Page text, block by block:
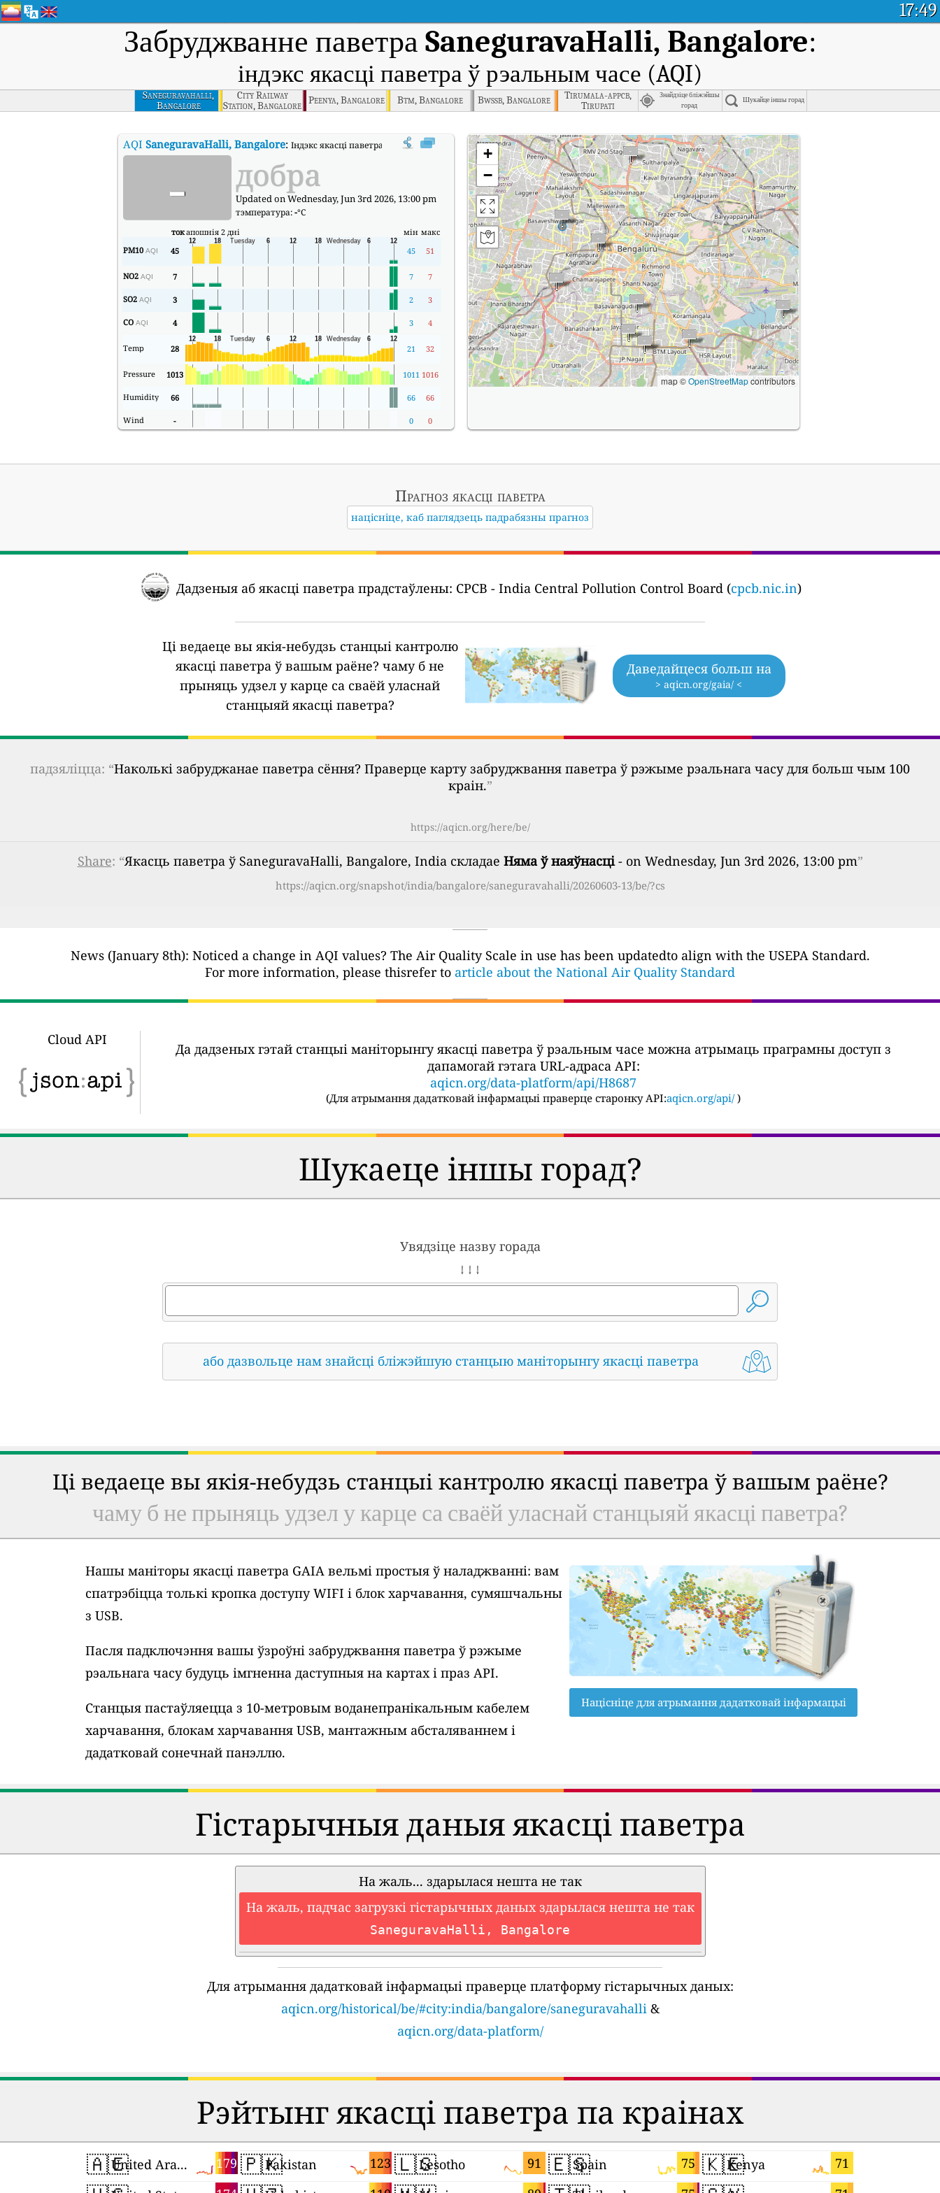
17:49
Забруджванне паветра SaneguravaHalli, Bangalore:
індэкс якасці паветра ў рэальным часе (AQI)
Saneguravahalli,
Bangalore
City Railway
Station, Bangalore Peenya, Bangalore Btm, Bangalore Bwssb, Bangalore
Tirumala-appcb,
Tirupati
Знайдзіце бліжэйшы
горад
Шукайце іншы горад
AQI SaneguravaHalli, Bangalore: Індэкс якасці паветра SaneguravaHalli, Bangalore у рэальным часе (AQI).
- добра
Updated on Wednesday, Jun 3rd 2026, 13:00 pm
тэмпература:-°C
токапошнія 2 дні мін макс
PM10 AQI 45 45 51
NO2 AQI 7 7 7
SO2 AQI 3 2 3
CO AQI 4 3 4
Temp 28 21 32
Pressure 1013 1011 1016
Humidity 66 66 66
Wind - 0 0
+
−
map ©OpenStreetMapcontributors
Прагноз якасці паветра
націсніце, каб паглядзець падрабязны прагноз
Дадзеныя аб якасці паветра прадстаўлены: CPCB - India Central Pollution Control Board (cpcb.nic.in)
Ці ведаеце вы якія-небудзь станцыі кантролю
якасці паветра ў вашым раёне? чаму б не
прыняць удзел у карце са сваёй уласнай
станцыяй якасці паветра?
Даведайцеся больш на
> aqicn.org/gaia/ <
падзяліцца: “Наколькі забруджанае паветра сёння? Праверце карту забруджвання паветра ў рэжыме рэальнага часу для больш чым 100
краін.”
https://aqicn.org/here/be/
Share: “Якасць паветра ў SaneguravaHalli, Bangalore, India складае Няма ў наяўнасці- on Wednesday, Jun 3rd 2026, 13:00 pm”
https://aqicn.org/snapshot/india/bangalore/saneguravahalli/20260603-13/be/?cs
News (January 8th): Noticed a change in AQI values? The Air Quality Scale in use has been updatedto align with the USEPA Standard.
For more information, please thisrefer to article about the National Air Quality Standard
Cloud API
Да дадзеных гэтай станцыі маніторынгу якасці паветра ў рэальным часе можна атрымаць праграмны доступ з
дапамогай гэтага URL-адраса API:
aqicn.org/data-platform/api/H8687
(Для атрымання дадатковай інфармацыі праверце старонку API:aqicn.org/api/ )
Шукаеце іншы горад?
Увядзіце назву горада
↓ ↓ ↓
або дазвольце нам знайсці бліжэйшую станцыю маніторынгу якасці паветра
Ці ведаеце вы якія-небудзь станцыі кантролю якасці паветра ў вашым раёне?
чаму б не прыняць удзел у карце са сваёй уласнай станцыяй якасці паветра?
Нашы маніторы якасці паветра GAIA вельмі простыя ў наладжванні: вам
спатрэбіцца толькі кропка доступу WIFI і блок харчавання, сумяшчальны
з USB.
Пасля падключэння вашы ўзроўні забруджвання паветра ў рэжыме
рэальнага часу будуць імгненна даступныя на картах і праз API.
Станцыя пастаўляецца з 10-метровым воданепранікальным кабелем
харчавання, блокам харчавання USB, мантажным абсталяваннем і
дадатковай сонечнай панэллю.
Націсніце для атрымання дадатковай інфармацыі
Гістарычныя даныя якасці паветра
На жаль... здарылася нешта не так
На жаль, падчас загрузкі гістарычных даных здарылася нешта не так
SaneguravaHalli, Bangalore
Для атрымання дадатковай інфармацыі праверце платформу гістарычных даных:
aqicn.org/historical/be/#city:india/bangalore/saneguravahalli&
aqicn.org/data-platform/
Рэйтынг якасці паветра па краінах
🇦🇪 179
United Arab Emirates 🇵🇰 123
Pakistan 🇱🇸 91
Lesotho 🇪🇸 75
Spain 🇰🇪 71
Kenya